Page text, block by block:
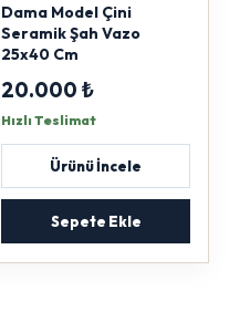
Dama Model Çini
Seramik Şah Vazo
25x40 Cm
20.000 ₺
Hızlı Teslimat
Ürünü İncele
Sepete Ekle